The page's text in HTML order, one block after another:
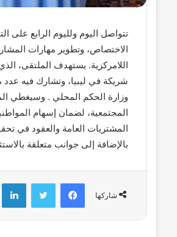
تتواصل اليوم ولليوم الرابع على
الاختصاص، وتطوير مهارات
اللامركزية. يستهدف الملتقى،
شريكة في ليبيا، وتشارك فيه عدد
وزارة الحكم المحلي . وسيغطي
المجتمعية، لضمان إسهام
المشتريات العامة والعقود في
بالإضافة إلى جوانب متعلقة
شاركها
فيسبوك تويتر